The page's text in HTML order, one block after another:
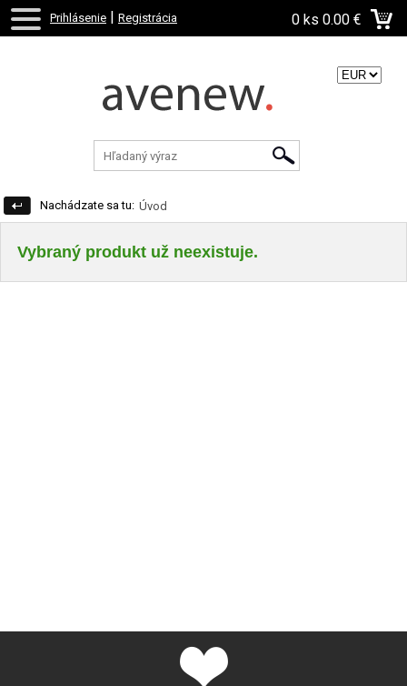
Prihlásenie | Registrácia 0 ks 0.00 €
Nachádzate sa tu: Úvod
Vybraný produkt už neexistuje.